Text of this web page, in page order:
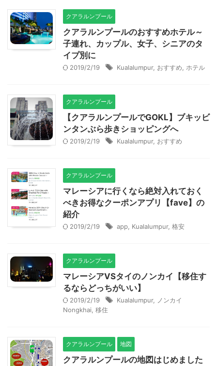
クアラルンプール
クアラルンプールのおすすめホテル～
子連れ、カップル、女子、シニアのタ
イプ別に
2019/2/19 Kualalumpur, おすすめ ホテル
クアラルンプール
【クアラルンプールでGOKL】ブキッビ
ンタンぶら歩きショッピングへ
2019/2/19 Kualalumpur, おすすめ
クアラルンプール
マレーシアに行くなら絶対入れておく
べきお得なクーポンアプリ【fave】の
紹介
2019/2/19 app Kualalumpur, 格安
クアラルンプール
マレーシアVSタイのノンカイ【移住す
るならどっちがいい】
2019/2/19 Kualalumpur,
ノンカイ
Nongkhai 移住
クアラルンプール 地図
クアラルンプールの地図はじめました